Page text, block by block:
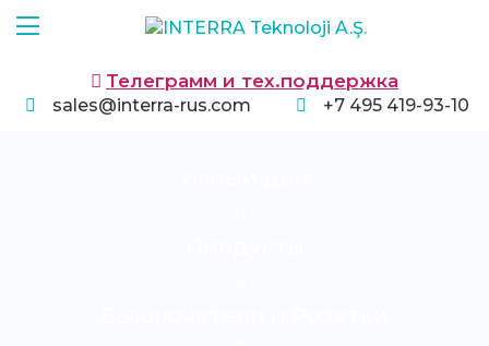
Телеграмм и тех.поддержка
sales@interra-rus.com +7 495 419-93-10